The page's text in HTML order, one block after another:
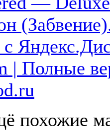
с
| Полные
похожие